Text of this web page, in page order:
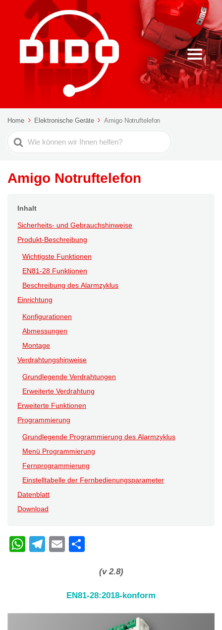
Home Elektronische Geräte Amigo Notruftelefon
Suche
nach
Amigo Notruftelefon
Inhalt
Sicherheits- und Gebrauchshinweise
Produkt-Beschreibung
Wichtigste Funktionen
EN81-28 Funktionen
Beschreibung des Alarmzyklus
Einrichtung
Konfigurationen
Abmessungen
Montage
Verdrahtungshinweise
Grundlegende Verdrahtungen
Erweiterte Verdrahtung
Erweiterte Funktionen
Programmierung
Grundlegende Programmierung des Alarmzyklus
Menü Programmierung
Fernprogrammierung
Einstelltabelle der Fernbedienungsparameter
Datenblatt
Download
W
T
E
di
(v 2.8)
EN81-28:2018-konform